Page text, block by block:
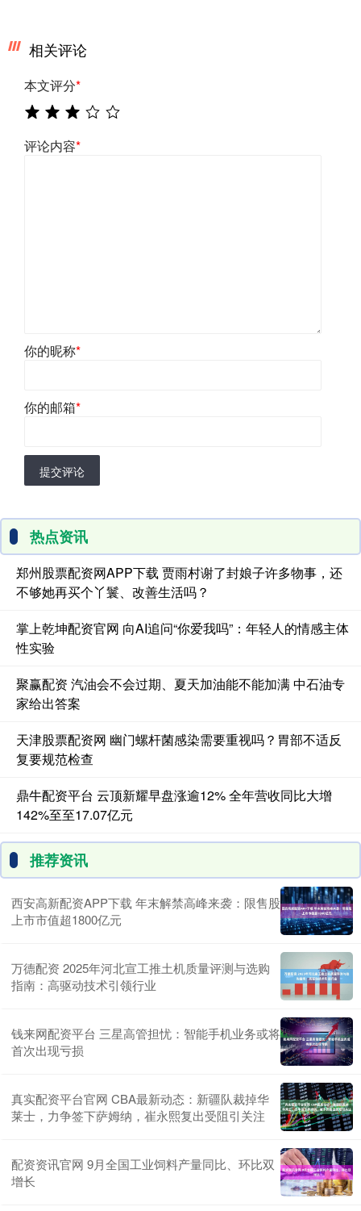
相关评论
本文评分*
评论内容*
你的昵称*
你的邮箱*
提交评论
热点资讯
郑州股票配资网APP下载 贾雨村谢了封娘子许多物事，还
不够她再买个丫鬟、改善生活吗？
掌上乾坤配资官网 向AI追问“你爱我吗”：年轻人的情感主体
性实验
聚赢配资 汽油会不会过期、夏天加油能不能加满 中石油专
家给出答案
天津股票配资网 幽门螺杆菌感染需要重视吗？胃部不适反
复要规范检查
鼎牛配资平台 云顶新耀早盘涨逾12% 全年营收同比大增
142%至至17.07亿元
推荐资讯
西安高新配资APP下载 年末解禁高峰来袭：限售股
上市市值超1800亿元
万德配资 2025年河北宣工推土机质量评测与选购
指南：高驱动技术引领行业
钱来网配资平台 三星高管担忧：智能手机业务或将
首次出现亏损
真实配资平台官网 CBA最新动态：新疆队裁掉华
莱士，力争签下萨姆纳，崔永熙复出受阻引关注
配资资讯官网 9月全国工业饲料产量同比、环比双
增长